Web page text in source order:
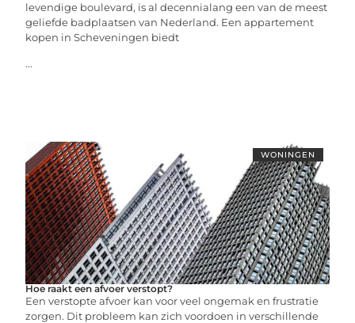
levendige boulevard, is al decennialang een van de meest
geliefde badplaatsen van Nederland. Een appartement
kopen in Scheveningen biedt
...
WONINGEN
Hoe raakt een afvoer verstopt?
Een verstopte afvoer kan voor veel ongemak en frustratie
zorgen. Dit probleem kan zich voordoen in verschillende